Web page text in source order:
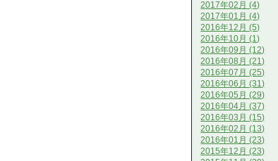
2017年02月 (4)
2017年01月 (4)
2016年12月 (5)
2016年10月 (1)
2016年09月 (12)
2016年08月 (21)
2016年07月 (25)
2016年06月 (31)
2016年05月 (29)
2016年04月 (37)
2016年03月 (15)
2016年02月 (13)
2016年01月 (23)
2015年12月 (23)